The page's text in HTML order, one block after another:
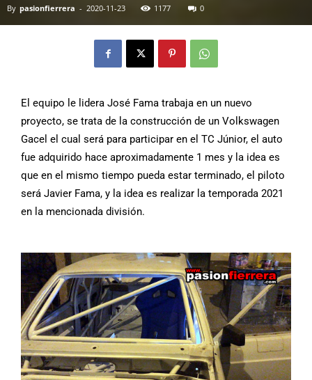
By pasionfierrera - 2020-11-23 1177 0
El equipo le lidera José Fama trabaja en un nuevo
proyecto, se trata de la construcción de un Volkswagen
Gacel el cual será para participar en el TC Júnior, el auto
fue adquirido hace aproximadamente 1 mes y la idea es
que en el mismo tiempo pueda estar terminado, el piloto
será Javier Fama, y la idea es realizar la temporada 2021
en la mencionada división.